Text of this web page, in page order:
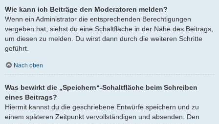
Wie kann ich Beiträge den Moderatoren melden?
Wenn ein Administrator die entsprechenden Berechtigungen
vergeben hat, siehst du eine Schaltfläche in der Nähe des Beitrags,
um diesen zu melden. Du wirst dann durch die weiteren Schritte
geführt.
Nach oben
Was bewirkt die „Speichern“-Schaltfläche beim Schreiben
eines Beitrags?
Hiermit kannst du die geschriebene Entwürfe speichern und zu
einem späteren Zeitpunkt vervollständigen und absenden. Den